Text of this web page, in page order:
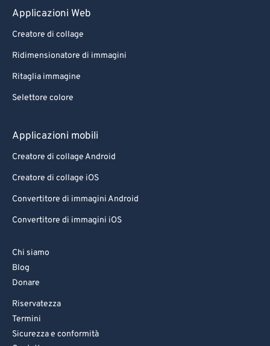
Applicazioni Web
Creatore di collage
Ridimensionatore di immagini
Ritaglia immagine
Selettore colore
Applicazioni mobili
Creatore di collage Android
Creatore di collage iOS
Convertitore di immagini Android
Convertitore di immagini iOS
Chi siamo
Blog
Donare
Riservatezza
Termini
Sicurezza e conformità